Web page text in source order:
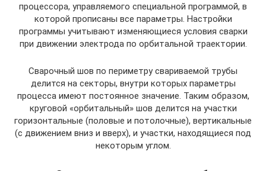
процессора, управляемого специальной программой, в
которой прописаны все параметры. Настройки
программы учитывают изменяющиеся условия сварки
при движении электрода по орбитальной траектории.
Сварочный шов по периметру свариваемой трубы
делится на секторы, внутри которых параметры
процесса имеют постоянное значение. Таким образом,
круговой «орбитальный» шов делится на участки
горизонтальные (половые и потолочные), вертикальные
(с движением вниз и вверх), и участки, находящиеся под
некоторым углом.